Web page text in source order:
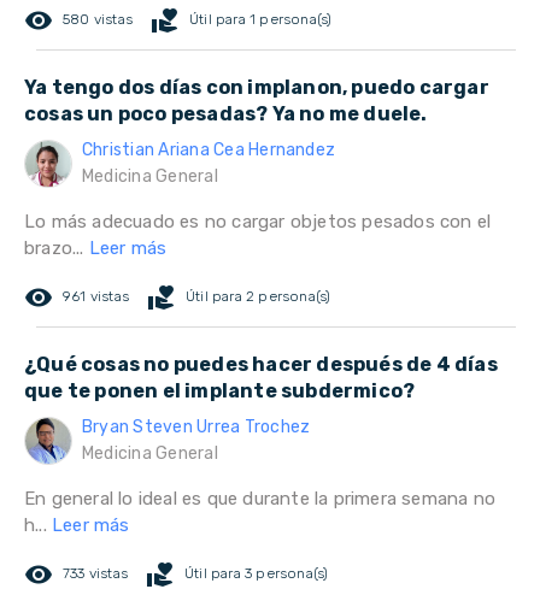
remove_red_eye 580 vistas volunteer_activism Útil para 1 persona(s)
Ya tengo dos días con implanon, puedo cargar
cosas un poco pesadas? Ya no me duele.
Christian Ariana Cea Hernandez
Medicina General
Lo más adecuado es no cargar objetos pesados con el
brazo... Leer más
remove_red_eye 961 vistas volunteer_activism Útil para 2 persona(s)
¿Qué cosas no puedes hacer después de 4 días
que te ponen el implante subdermico?
Bryan Steven Urrea Trochez
Medicina General
En general lo ideal es que durante la primera semana no
h... Leer más
remove_red_eye 733 vistas volunteer_activism Útil para 3 persona(s)